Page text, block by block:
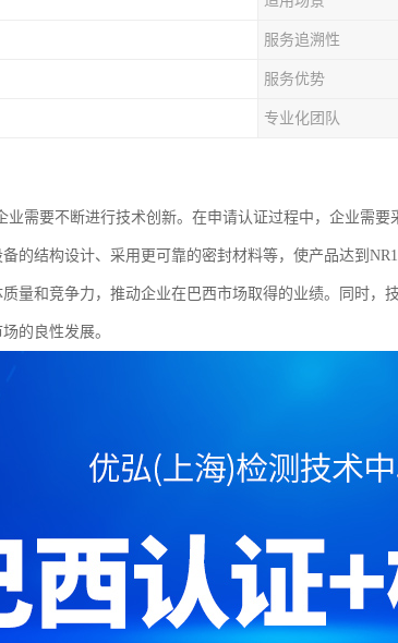
服务追溯性
服务优势
专业化团队
业需要不断进行技术创新。在申请认证过程中，企业需
的结构设计、采用更可靠的密封材料等，使产品达到
量和竞争力，推动企业在巴西市场取得的业绩。同时，
的良性发展。